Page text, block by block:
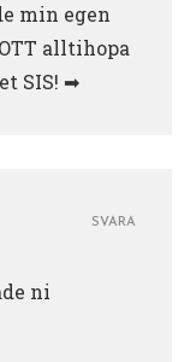
min egen
alltihopa
SIS! ➡
ni
SVARA